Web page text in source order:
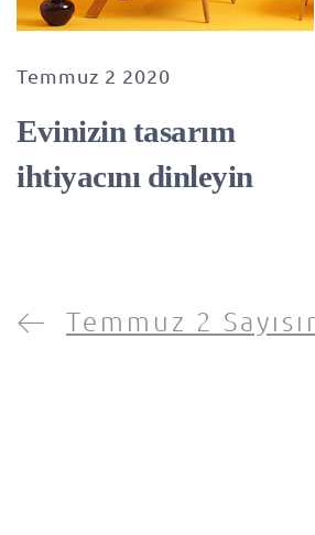
Temmuz 2 2020
Evinizin tasarım
ihtiyacını dinleyin
Temmuz 2